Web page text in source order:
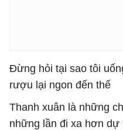
Đừng hỏi tại sao tôi
rượu lại ngon đến thế
Thanh xuân là những
những lần đi xa hơn dự